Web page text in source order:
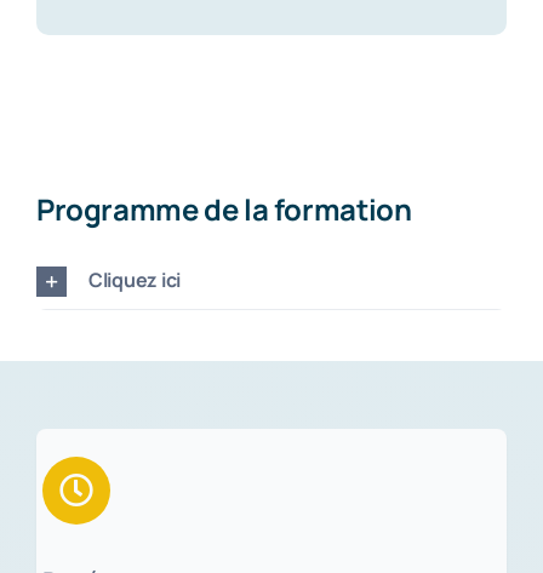
Programme de la formation
Cliquez ici